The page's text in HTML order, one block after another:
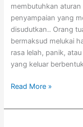
membutuhkan
penyampaian yang
disudutkan.. Orang
bermaksud melukai
rasa lelah, panik,
yang keluar
Read More »